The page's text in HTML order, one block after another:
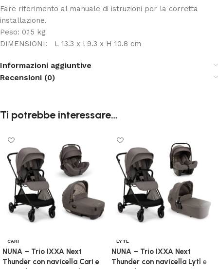
Fare riferimento al manuale di istruzioni per la corretta
installazione.
Peso: 0.15 kg
DIMENSIONI: L 13.3 x l 9.3 x H 10.8 cm
Informazioni aggiuntive
Recensioni (0)
Ti potrebbe interessare…
CARI
NUNA – Trio IXXA Next
Thunder con navicella Cari e
LYTL
NUNA – Trio IXXA Next
Thunder con navicella Lytl e